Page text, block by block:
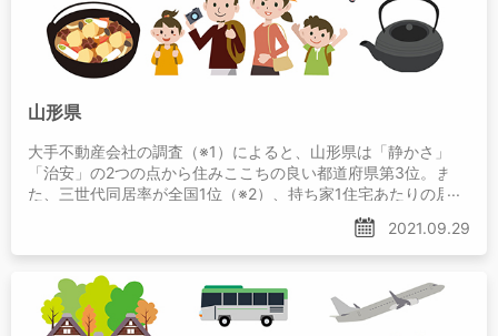
山形県
大手不動産会社の調査（※1）によると、山形県は「静かさ」
「治安」の2つの点から住みここちの良い都道府県第3位。ま
た、三世代同居率が全国1位（※2）、持ち家1住宅あたりの居住
2021.09.29